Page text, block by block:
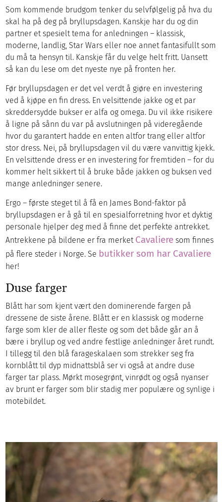
Som kommende brudgom tenker du selvfølgelig på hva du
skal ha på deg på bryllupsdagen. Kanskje har du og din
partner et spesielt tema for anledningen – klassisk,
moderne, landlig, Star Wars eller noe annet fantasifullt som
du må ta hensyn til. Kanskje får du velge helt fritt. Uansett
så kan du lese om det nyeste nye på fronten her.
Før bryllupsdagen er det vel verdt å giøre en investering
ved å kjøpe en fin dress. En velsittende jakke og et par
skreddersydde bukser er alfa og omega. Du vil ikke risikere
å ligne på sånn du var på avslutningen på videregående
hvor du garantert hadde en enten altfor trang eller altfor
stor dress. Nei, på bryllupsdagen vil du være vanvittig kjekk.
En velsittende dress er en investering for fremtiden – for du
kommer helt sikkert til å bruke både jakken og buksen ved
mange anledninger senere.
Ergo – første steget til å få en James Bond-faktor på
bryllupsdagen er å gå til en spesialforretning hvor et dyktig
personale hjelper deg med å finne det perfekte antrekket.
Antrekkene på bildene er fra merket Cavaliere som finnes
på flere steder i Norge. Se butikker som har Cavaliere
her!
Duse farger
Blått har som kjent vært den dominerende fargen på
dressene de siste årene. Blått er en klassisk og moderne
farge som kler de aller fleste og som det både går an å
bære i bryllup og ved andre festlige anledninger året rundt.
I tillegg til den blå farageskalaen som strekker seg fra
kornblått til dyp midnattsblå ser vi også at andre duse
farger tar plass. Mørkt mosegrønt, vinrødt og også nyanser
av brunt er farger som blir stadig mer populære og synlige i
motebildet.